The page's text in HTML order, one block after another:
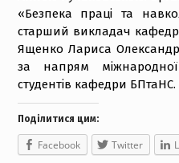
«Безпека праці та
старший викладач
Ященко Лариса
за напрям міжнародної
студентів кафедри БПтаНС.
Поділитися цим:
Facebook Twitter